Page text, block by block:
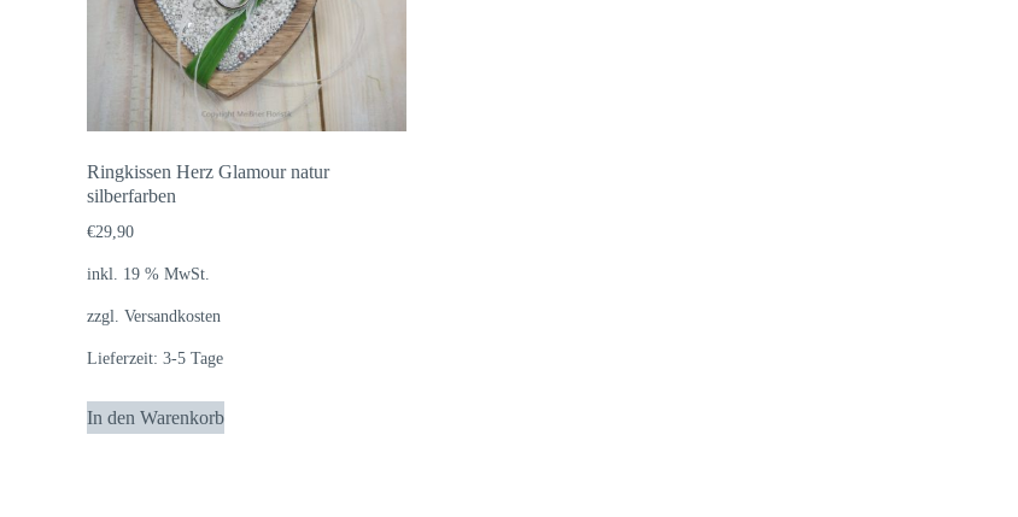
Ringkissen Herz Glamour natur
silberfarben
€29,90
inkl. 19 % MwSt.
zzgl. Versandkosten
Lieferzeit: 3-5 Tage
In den Warenkorb